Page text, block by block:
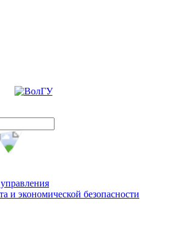
Пожалуйста
и экономической безопасности